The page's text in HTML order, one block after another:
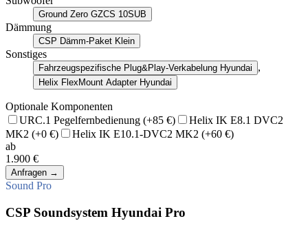
Ground Zero GZCS 10SUB
Dämmung
CSP Dämm-Paket Klein
Sonstiges
Fahrzeugspezifische Plug&Play-Verkabelung Hyundai ,
Helix FlexMount Adapter Hyundai
Optionale Komponenten
URC.1 Pegelfernbedienung (+85 €)
Helix IK E8.1 DVC2
MK2 (+0 €) Helix IK E10.1-DVC2 MK2 (+60 €)
ab
1.900 €
Anfragen →
Sound Pro
CSP Soundsystem Hyundai Pro